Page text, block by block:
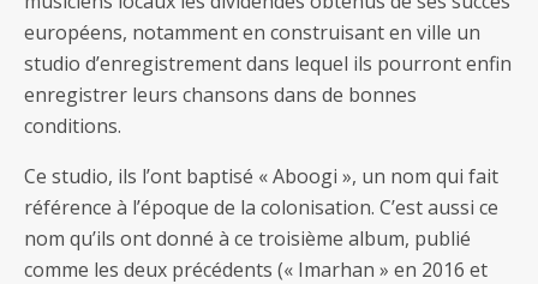
européens, notamment en construisant en ville un
studio d’enregistrement dans lequel ils pourront enfin
enregistrer leurs chansons dans de bonnes
conditions.
Ce studio, ils l’ont baptisé « Aboogi », un nom qui fait
référence à l’époque de la colonisation. C’est aussi ce
nom qu’ils ont donné à ce troisième album, publié
comme les deux précédents (« Imarhan » en 2016 et